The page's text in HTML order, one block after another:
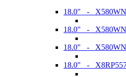
18.0" -
18.0" -
18.0" -
18.0" -